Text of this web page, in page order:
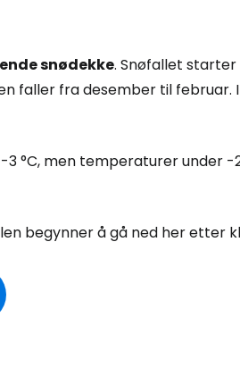
snødekke. Snøfallet
faller fra desember til februar.
°C, men temperaturer under -
begynner å gå ned her etter kl.